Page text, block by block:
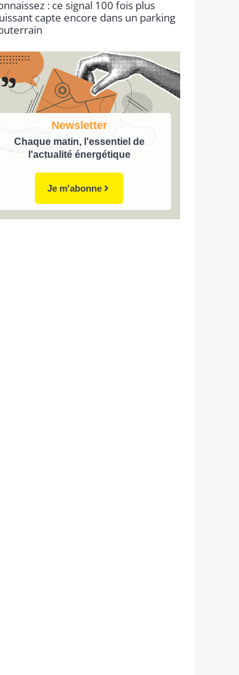
: ce signal 100 fois plus
capte encore dans un parking
Newsletter
Chaque matin, l'essentiel de
l'actualité énergétique
Je m'abonne